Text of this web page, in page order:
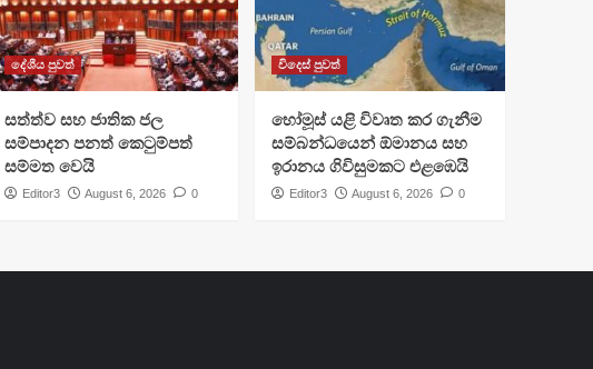
දේශීය පුවත්
සත්ත්ව සහ ජාතික ජල
සම්පාදන පනත් කෙටුම්පත්
සම්මත වෙයි
Editor3 August 6, 2026 0
විදෙස් පුවත්
හෝමූස් යළි විවෘත කර ගැනීම
සම්බන්ධයෙන් ඕමානය සහ
ඉරානය ගිවිසුමකට එළඹෙයි
Editor3 August 6, 2026 0